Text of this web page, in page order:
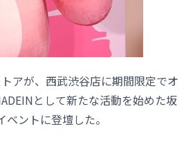
アが、西武渋谷店に期間限定でオ
として新たな活動を始めた坂
ントに登壇した。